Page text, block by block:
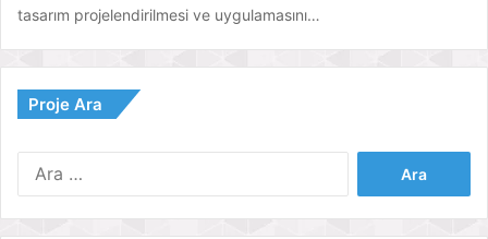
tasarım projelendirilmesi ve uygulamasını…
Proje Ara